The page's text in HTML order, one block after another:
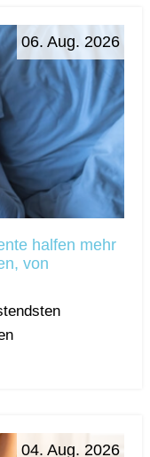
06. Aug. 2026
halfen mehr
von
04. Aug. 2026